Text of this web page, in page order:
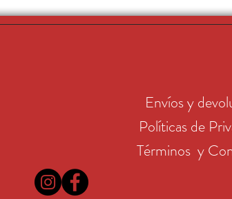
Envíos y
Políticas de
Términos y